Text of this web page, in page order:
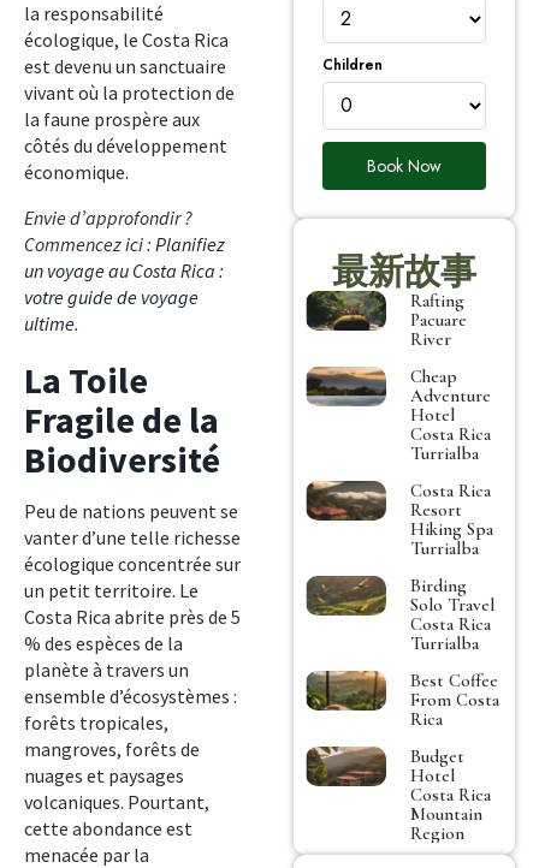
la responsabilité
écologique, le Costa Rica
est devenu un sanctuaire
vivant où la protection de
la faune prospère aux
côtés du développement
économique.
Envie d’approfondir ?
Commencez ici : Planifiez
un voyage au Costa Rica :
votre guide de voyage
ultime.
La Toile
Fragile de la
Biodiversité
Peu de nations peuvent se
vanter d’une telle richesse
écologique concentrée sur
un petit territoire. Le
Costa Rica abrite près de 5
% des espèces de la
planète à travers un
ensemble d’écosystèmes :
forêts tropicales,
mangroves, forêts de
nuages et paysages
volcaniques. Pourtant,
cette abondance est
menacée par la
Children
Book Now
最新故事
Rafting
Pacuare
River
Cheap
Adventure
Hotel
Costa Rica
Turrialba
Costa Rica
Resort
Hiking Spa
Turrialba
Birding
Solo Travel
Costa Rica
Turrialba
Best Coffee
From Costa
Rica
Budget
Hotel
Costa Rica
Mountain
Region